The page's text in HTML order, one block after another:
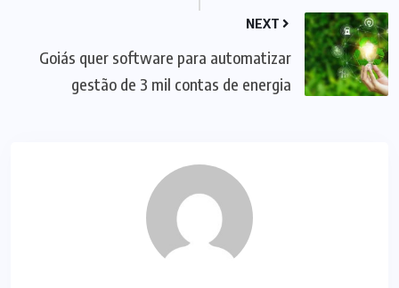
NEXT
Goiás quer software para automatizar
gestão de 3 mil contas de energia